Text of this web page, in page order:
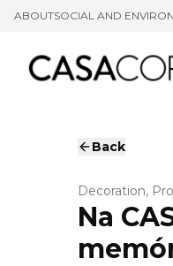
ABOUTSOCIAL AND
Back
Decoration,
Na